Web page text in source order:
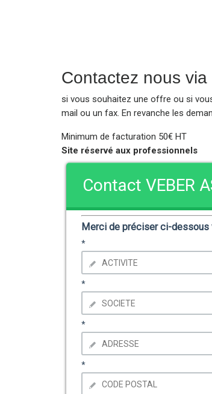
Contactez nous
si vous souhaitez une offre ou si
mail ou un fax. En revanche les
Minimum de facturation 50€ HT
Site réservé aux professionnels